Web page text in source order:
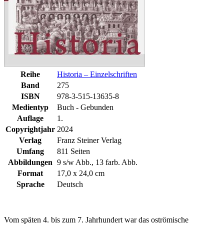
Reihe
Historia – Einzelschriften
Band
275
ISBN
978-3-515-13635-8
Medientyp
Buch - Gebunden
Auflage
1.
Copyrightjahr 2024
Verlag
Franz Steiner Verlag
Umfang
811 Seiten
Abbildungen 9 s/w Abb., 13 farb. Abb.
Format
17,0 x 24,0 cm
Sprache
Deutsch
Vom späten 4. bis zum 7. Jahrhundert war das oströmische